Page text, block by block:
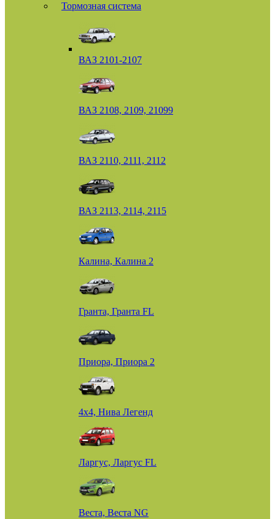
Тормозная система
ВАЗ 2101-2107
ВАЗ 2108, 2109, 21099
ВАЗ 2110, 2111, 2112
ВАЗ 2113, 2114, 2115
Калина, Калина 2
Гранта, Гранта FL
Приора, Приора 2
4х4, Нива Легенд
Ларгус, Ларгус FL
Веста, Веста NG